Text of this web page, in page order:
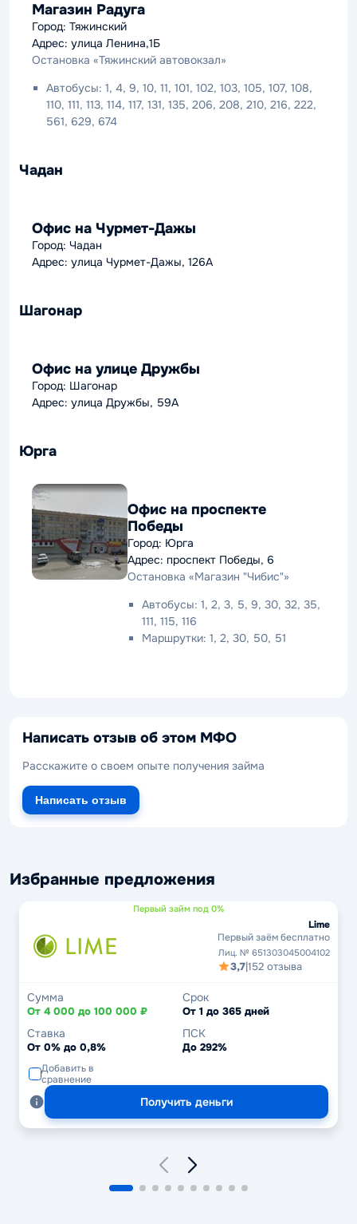
Магазин Радуга
Город: Тяжинский
Адрес: улица Ленина,1Б
Остановка «Тяжинский автовокзал»
Автобусы: 1, 4, 9, 10, 11, 101, 102, 103, 105, 107, 108,
110, 111, 113, 114, 117, 131, 135, 206, 208, 210, 216, 222,
561, 629, 674
Чадан
Офис на Чурмет-Дажы
Город: Чадан
Адрес: улица Чурмет-Дажы, 126А
Шагонар
Офис на улице Дружбы
Город: Шагонар
Адрес: улица Дружбы, 59А
Юрга
Офис на проспекте
Победы
Город: Юрга
Адрес: проспект Победы, 6
Остановка «Магазин "Чибис"»
Автобусы: 1, 2, 3, 5, 9, 30, 32, 35,
111, 115, 116
Маршрутки: 1, 2, 30, 50, 51
Написать отзыв об этом МФО
Расскажите о своем опыте получения займа
Написать отзыв
Избранные предложения
Первый займ под 0%
Lime
Первый заём бесплатно
Лиц. № 651303045004102
3,7|152 отзыва
Сумма
От 4 000 до 100 000 ₽
Срок
От 1 до 365 дней
Ставка
От 0% до 0,8%
ПСК
До 292%
Добавить в
сравнение
Получить деньги